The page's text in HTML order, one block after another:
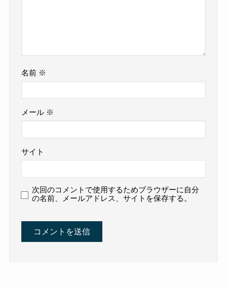
名前 ※
メール ※
サイト
次回のコメントで使用するためブラウザーに自分
の名前、メールアドレス、サイトを保存する。